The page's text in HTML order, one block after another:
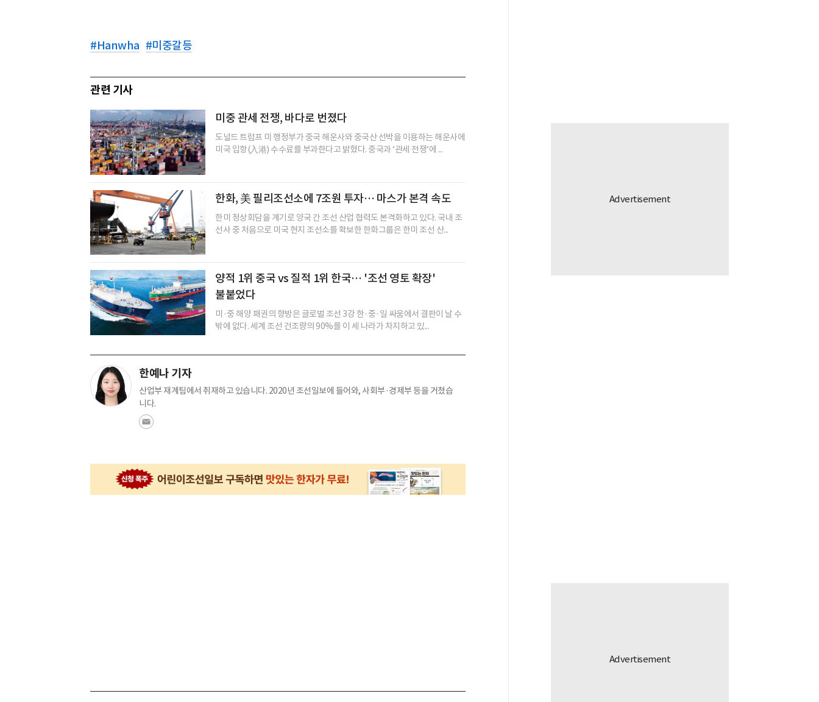
#Hanwha #미중갈등
관련 기사
미중 관세 전쟁, 바다로 번졌다
도널드 트럼프 미 행정부가 중국 해운사와 중국산 선박을 이용하는 해운사에
미국 입항(入港) 수수료를 부과한다고 밝혔다. 중국과 ‘관세 전쟁‘에 ...
한화, 美 필리조선소에 7조원 투자… 마스가 본격 속도
한미 정상회담을 계기로 양국 간 조선 산업 협력도 본격화하고 있다. 국내 조
선사 중 처음으로 미국 현지 조선소를 확보한 한화그룹은 한미 조선 산...
양적 1위 중국 vs 질적 1위 한국… '조선 영토 확장'
불붙었다
미·중 해양 패권의 향방은 글로벌 조선 3강 한·중·일 싸움에서 결판이 날 수
밖에 없다. 세계 조선 건조량의 90%를 이 세 나라가 차지하고 있...
한예나 기자
산업부 재계팀에서 취재하고 있습니다. 2020년 조선일보에 들어와, 사회부·경제부 등을 거쳤습
니다.